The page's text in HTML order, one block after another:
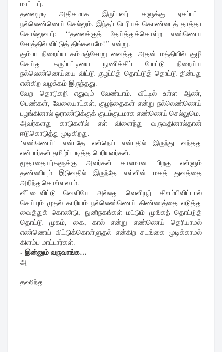
மாட்டார்.
தலைமுடி அதிகமாக இருப்பவர் களுக்கு ஏகப்பட்ட
நல்லெண்ணெய் செல்லும். இந்தப் பெரியக் கொண்டைத் தாத்தா
சொல்லுவார்: ‘‘தலைக்குத் தேய்த்துக்கொள்ற எண்ணெய
சோத்தில் விட்டுத் திங்கலாமே!’’ என்று.
கும்பா நிறைய்ய கம்மஞ்சோறு வைத்து அதன் மத்தியில் குழி
செய்து கருப்பட்டியை நுணிக்கிப் போட்டு நிறைய்ய
நல்லெண்ணெய்யை விட்டு குழப்பித் தொட்டுத் தொட்டு தின்பது
என்கிற வழக்கம் இருந்தது.
வேற தொடுகறி எதுவும் வேண்டாம். வீட்டில் உள்ள ஆண்,
பெண்கள், வேலையாட்கள், குழந்தைகள் என்று நல்லெண்ணெய்
புழங்கினால் ஓராண்டுக்குக் குடம்குடமாக எண்ணெய் செல்லுமெ.
அவர்களது காடுகளில் எள் விளைந்து வருவதினால்தான்
ஈடுகொடுத்து முடிகிறது.
‘எண்ணெய்’ என்பதே எள்நெய் என்பதில் இருந்து வந்தது
என்பார்கள் தமிழ்ப் படித்த பெரியவர்கள்.
மூதாதையர்களுக்கு அவர்கள் காலமான பிறகு எள்ளும்
தண்ணியும் இடுவதில் இருந்தே எள்ளின் மகத் துவத்தை
அறிந்துகொள்ளலாம்.
வீட்டைவிட்டு வெளியே அல்லது வெளியூர் கிளம்பிவிட்டால்
செய்யும் முதல் காரியம் நல்லெண்ணெய் கிண்ணத்தை எடுத்து
வைத்துக் கொண்டு, நுனிநகங்கள் மட்டும் முங்கத் தொட்டுத்
தொட்டு முகம், கை, கால் என்று எண்ணெய் தெரியாமல்
எண்ணெய் விட்டுக்கொள்ளுதல் என்கிற சடங்கை முடிக்காமல்
கிளம்ப மாட்டார்கள்.
- இன்னும் வருவாங்க…
அ
தஹிந்து